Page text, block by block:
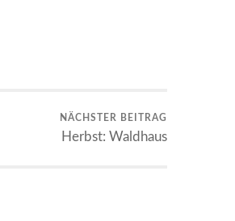
NÄCHSTER BEITRAG
Herbst: Waldhaus